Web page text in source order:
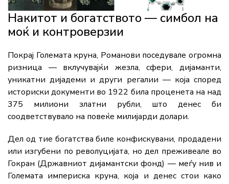
Накитот и богатството — симбол на
моќ и контроверзии
Покрај Големата круна, Романови поседувале огромна
ризница — вклучувајќи жезла, сфери, дијаманти,
уникатни дијадеми и други регалии — која според
историски документи во 1922 била проценета на над
375 милиони златни рубли, што денес би
соодветствувало на повеќе милијарди долари.
Дел од тие богатства биле конфискувани, продадени
или изгубени по револуцијата, но дел преживеале во
Гокран (Државниот дијамантски фонд) — меѓу нив и
Големата империска круна, која и денес стои како